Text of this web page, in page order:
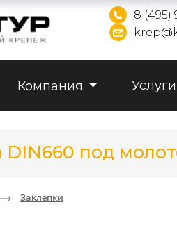
8 (495)
Компания Услуги
DIN660 под
Заклепки